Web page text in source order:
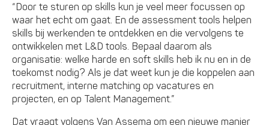
“Door te sturen op skills kun je veel meer focussen op
waar het echt om gaat. En de assessment tools helpen
skills bij werkenden te ontdekken en die vervolgens te
ontwikkelen met L&D tools. Bepaal daarom als
organisatie: welke harde en soft skills heb ik nu en in de
toekomst nodig? Als je dat weet kun je die koppelen aan
recruitment, interne matching op vacatures en
projecten, en op Talent Management.”
Dat vraagt volgens Van Assema om een nieuwe manier